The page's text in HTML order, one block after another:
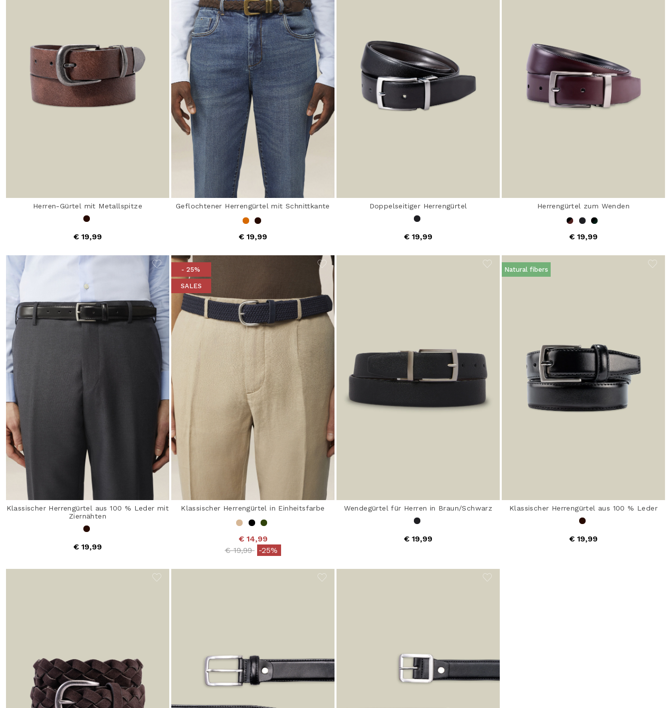
Herren-Gürtel mit Metallspitze
€ 19,99
Geflochtener Herrengürtel mit Schnittkante
€ 19,99
Doppelseitiger Herrengürtel
€ 19,99
Herrengürtel zum Wenden
€ 19,99
Klassischer Herrengürtel aus 100 % Leder mit
Ziernähten
€ 19,99
- 25%
SALES
Klassischer Herrengürtel in Einheitsfarbe
€ 14,99
Price reduced from
€ 19,99to-25%
Wendegürtel für Herren in Braun/Schwarz
€ 19,99
Natural fibers
Klassischer Herrengürtel aus 100 % Leder
€ 19,99